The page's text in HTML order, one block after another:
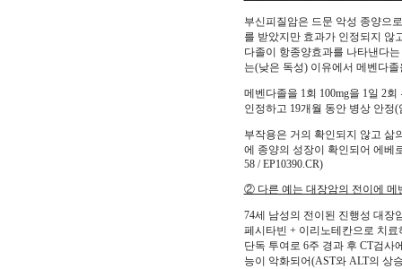
부신피질암은 드문 악성 종양으
를 받았지만 효과가 인정되지 않
다졸이 항종양효과를 나타낸다
는(낮은 독성) 이유에서 메벤다
메벤다졸을 1회 100mg을 1일 2
인정하고 19개월 동안 병상 안
부작용은 거의 확인되지 않고 삶
에 종양의 성장이 확인되어 에베
58 / EP10390.CR)
② 다른 예는 대장암의 전이에 메
74세 남성의 전이된 진행성 대장
페시타빈 + 이리노테칸으로 치
단독 투여로 6주 경과 후 CT검사
능이 악화되어(AST와 ALT의 상